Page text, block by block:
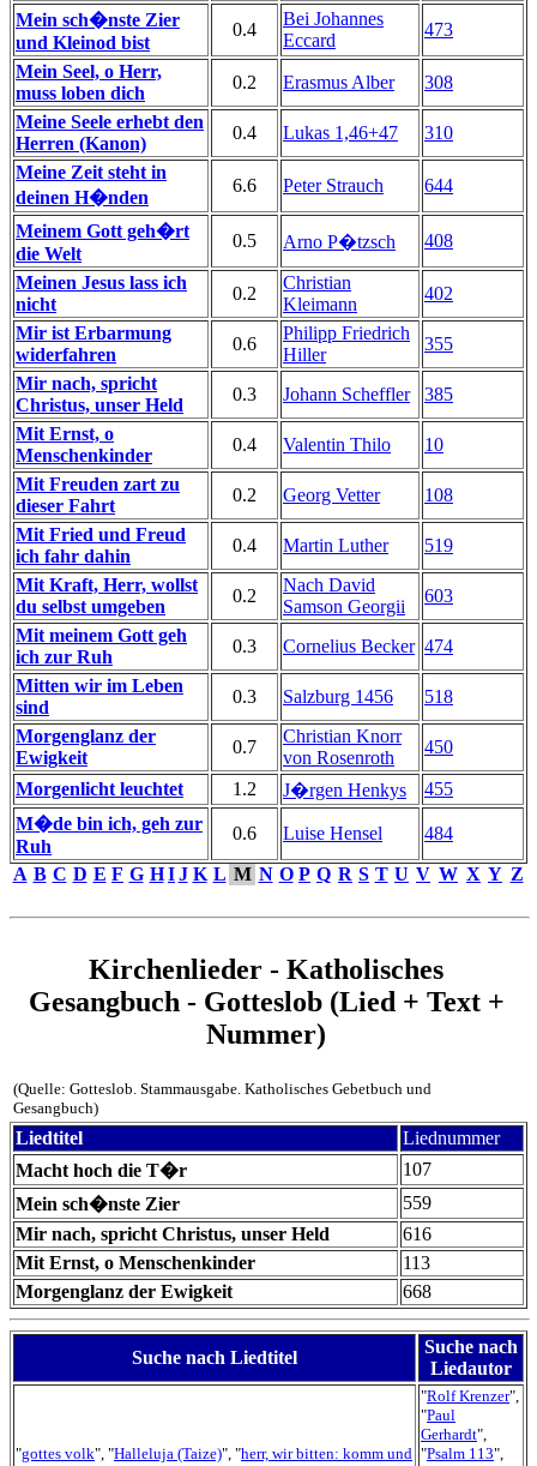
Mein sch�nste Zier
und Kleinod bist
0.4
Bei Johannes
Eccard
473
Mein Seel, o Herr,
muss loben dich
0.2 Erasmus Alber
308
Meine Seele erhebt den
Herren (Kanon)
0.4 Lukas 1,46+47
310
Meine Zeit steht in
deinen H�nden
6.6 Peter Strauch 644
Meinem Gott geh�rt
die Welt
0.5 Arno P�tzsch 408
Meinen Jesus lass ich
nicht
0.2
Christian
Kleimann
402
Mir ist Erbarmung
widerfahren
0.6
Philipp Friedrich
Hiller
355
Mir nach, spricht
Christus, unser Held
0.3 Johann Scheffler
385
Mit Ernst, o
Menschenkinder
0.4 Valentin Thilo
10
Mit Freuden zart zu
dieser Fahrt
0.2 Georg Vetter
108
Mit Fried und Freud
ich fahr dahin
0.4 Martin Luther
519
Mit Kraft, Herr, wollst
du selbst umgeben
0.2
Nach David
Samson Georgii
603
Mit meinem Gott geh
ich zur Ruh
0.3 Cornelius Becker 474
Mitten wir im Leben
sind
0.3 Salzburg 1456
518
Morgenglanz der
Ewigkeit
0.7
Christian Knorr
von Rosenroth
450
Morgenlicht leuchtet 1.2 J�rgen Henkys
455
M�de bin ich, geh zur
Ruh
0.6 Luise Hensel
484
A B C D E F G H IJ K L M N O P Q R S T U V W X Y Z
Kirchenlieder - Katholisches
Gesangbuch - Gotteslob (Lied + Text +
Nummer)
(Quelle: Gotteslob. Stammausgabe. Katholisches Gebetbuch und
Gesangbuch)
Liedtitel
Liednummer
Macht hoch die T�r
107
Mein sch�nste Zier
559
Mir nach, spricht Christus, unser Held
616
Mit Ernst, o Menschenkinder
113
Morgenglanz der Ewigkeit
668
Suche nach Liedtitel
Suche nach
Liedautor
"gottes volk", "Halleluja (Taize)", "herr, wir bitten: komm und
"Rolf Krenzer",
"Paul
Gerhardt",
"Psalm 113",